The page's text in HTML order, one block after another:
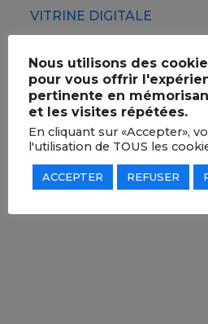
VITRINE DIGITALE
COMMENTAIRES
NICOdansÉQUIPE BE
EXPERTISE, MEET & GREET
Nous utilisons des
pour vous offrir
pertinente en
et les visites répétées.
En cliquant sur «Accepter»,
l'utilisation de TOUS les
ACCEPTER REFUSER